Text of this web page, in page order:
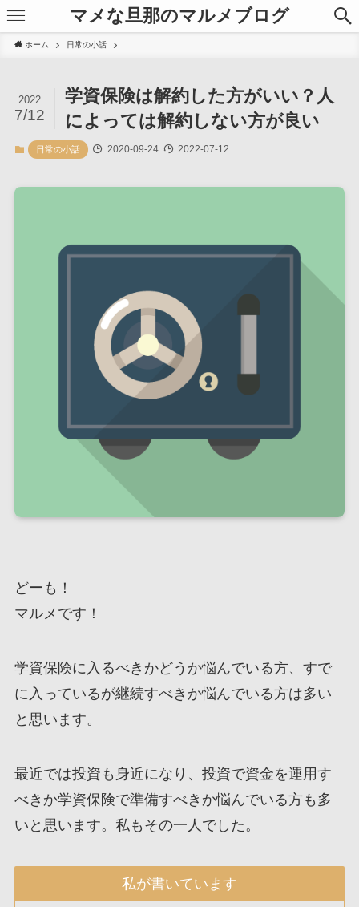
マメな旦那のマルメブログ
ホーム 日常の小話
学資保険は解約した方がいい？人
によっては解約しない方が良い
2022
7/12
日常の小話 2020-09-24 2022-07-12
どーも！
マルメです！
学資保険に入るべきかどうか悩んでいる方、すで
に入っているが継続すべきか悩んでいる方は多い
と思います。
最近では投資も身近になり、投資で資金を運用す
べきか学資保険で準備すべきか悩んでいる方も多
いと思います。私もその一人でした。
私が書いています